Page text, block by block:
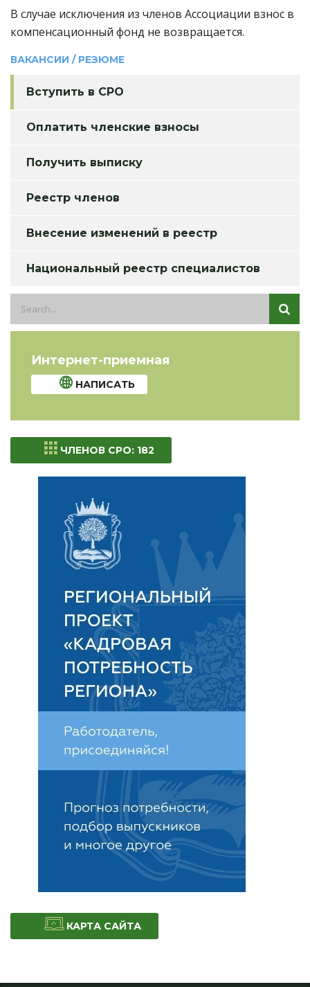
В случае исключения из членов Ассоциации взнос в
компенсационный фонд не возвращается.
ВАКАНСИИ / РЕЗЮМЕ
Вступить в СРО
Оплатить членские взносы
Получить выписку
Реестр членов
Внесение изменений в реестр
Национальный реестр специалистов
Интернет-приемная
НАПИСАТЬ
ЧЛЕНОВ СРО: 182
КАРТА САЙТА